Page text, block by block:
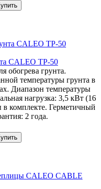
CALEO ТР-50
обогрева грунта.
температуры грунта в
Диапазон температуры
нагрузка: 3,5 кВт (16
комплекте. Герметичный
2 года.